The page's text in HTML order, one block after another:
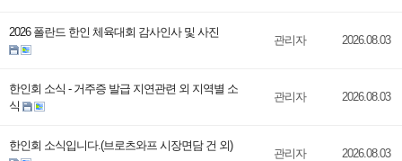
2026 폴란드 한인 체육대회 감사인사 및 사진
관리자 2026.08.03
한인회 소식 - 거주증 발급 지연관련 외 지역별 소
식
관리자 2026.08.03
한인회 소식입니다.(브로츠와프 시장면담 건 외)
관리자 2026.08.03